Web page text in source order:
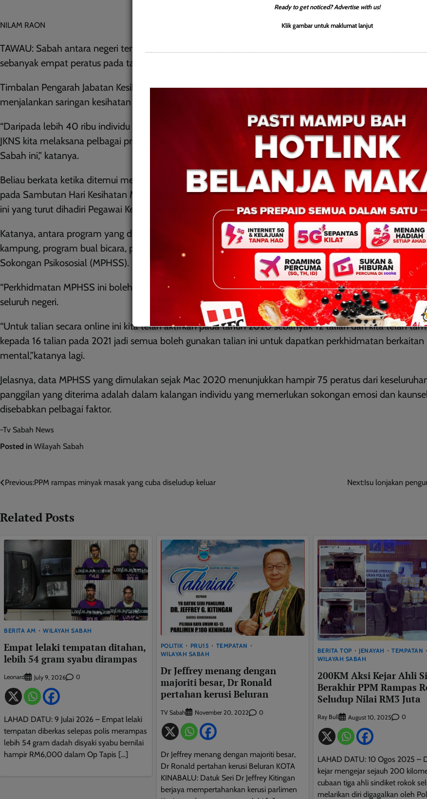
NILAM RAON
TAWAU: Sabah antara negeri tertinggi dari seluruh negara yang merekodkan prevalens kemurungan
sebanyak empat peratus pada tahun lepas.
Timbalan Pengarah Jabatan Kesihatan Negeri Sabah (JKNS), Dr. Asits Sanna berkata, pihaknya juga telah
menjalankan saringan kesihatan mental ke atas 40,522 individu dan hasilnya 107 orang dirujuk kepada
“Daripada lebih 40 ribu individu itu ada yang mengalami tekanan, keresahan dan kemurungan sebab itu
JKNS kita melaksana pelbagai program untuk menangani, mengurangkan dan mencegah masalah
Sabah ini,” katanya.
Beliau berkata ketika ditemui media
pada Sambutan Hari Kesihatan Mental Sedunia Peringkat Negeri Sabah 2022 di Lobi Klinik Kesihatan
ini yang turut dihadiri Pegawai Kesihatan Kawasan Tawau, Dr Shameer Khan Sulaiman.
Katanya, antara program yang dilaksana JKNS adalah mengadakan program saringan mental di
kampung, program bual bicara, promosi kesihatan mental di sekolah-sekolah dan perkhidmatan Talian
Sokongan Psikososial (MPHSS).
“Perkhidmatan MPHSS ini boleh dilaksanakan secara bersemuka dan secara online kerana kita ada
seluruh negeri.
“Untuk talian secara online ini kita telah aktifkan pada tahun 2020 sebanyak 12 talian dan kita telah
kepada 16 talian pada 2021 jadi semua boleh gunakan talian ini untuk dapatkan perkhidmatan berkaitan
mental,”katanya lagi.
Jelasnya, data MPHSS yang dimulakan sejak Mac 2020 menunjukkan hampir 75 peratus dari
panggilan yang diterima adalah dalam kalangan individu yang memerlukan sokongan emosi dan
disebabkan pelbagai faktor.
-Tv Sabah News
Posted in Wilayah Sabah
Post
Previous:PPM rampas minyak masak yang cuba diseludup keluar Next:Isu lonjakan
Related Posts
BERITA AM WILAYAH SABAH
Empat lelaki tempatan ditahan,
lebih 54 gram syabu dirampas
Leonard July 9, 2026 0
LAHAD DATU: 9 Julai 2026 – Empat lelaki
tempatan diberkas selepas polis merampas
lebih 54 gram dadah disyaki syabu bernilai
hampir RM6,000 dalam Op Tapis […]
POLITIK PRU15
TEMPATAN
WILAYAH SABAH
Dr Jeffrey menang dengan
majoriti besar, Dr Ronald
pertahan kerusi Beluran
TV Sabah November 20, 2022 0
Dr Jeffrey menang dengan majoriti besar,
Dr Ronald pertahan kerusi Beluran KOTA
KINABALU: Datuk Seri Dr Jeffrey Kitingan
berjaya mempertahankan kerusi parlimen
BERITA TOP JENAYAH
TEMPATAN
WILAYAH SABAH
200KM Aksi Kejar Ahli
Berakhir PPM Rampas
Seludup Nilai RM3 Juta
Ray Bull August 10, 2025 0
LAHAD DATU: 10 Ogos 2025 –
kejar mengejar sejauh 200
cubaan tiga ahli sindiket rokok
melarikan diri digagalkan oleh
Ready to get noticed? Advertise with us!
Klik gambar untuk maklumat lanjut